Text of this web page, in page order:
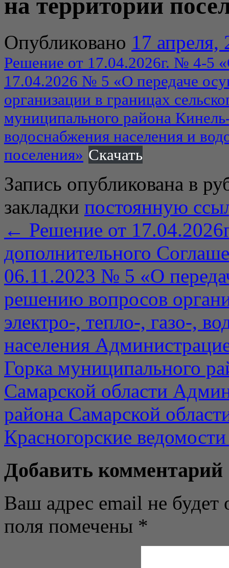
на территории
Опубликовано 17 апреля,
Решение от 17.04.2026г. № 4-5
17.04.2026 № 5 «О передаче
организации в границах
муниципального района
водоснабжения населения и
поселения» Скачать
Запись опубликована в
закладки постоянную
← Решение от
дополнительного
06.11.2023 № 5 «О
решению вопросов
электро-, тепло-, газо-,
населения
Горка муниципального
Самарской области
района Самарской
Красногорские
Добавить комментарий
Ваш адрес email не будет
поля помечены *